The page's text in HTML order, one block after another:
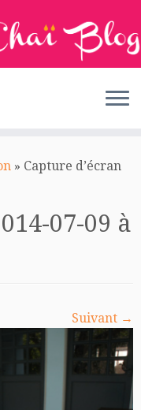
» Capture d’écran
07-09 à
Suivant →